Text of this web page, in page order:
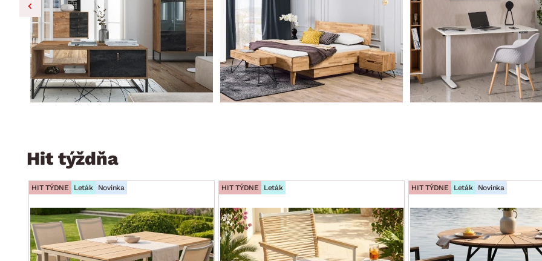
Hit týždňa
HIT TÝDNE Leták Novinka HIT TÝDNE Leták HIT TÝDNE Leták Novinka